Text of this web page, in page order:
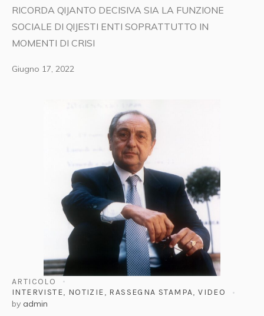
RICORDA QlJANTO DECISIVA SIA LA FUNZIONE
SOCIALE DI QlJESTI ENTI SOPRATTUTTO IN
MOMENTI DI CRISI
Giugno 17, 2022
ARTICOLO
INTERVISTE, NOTIZIE, RASSEGNA STAMPA,VIDEO
by admin